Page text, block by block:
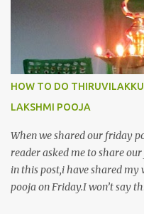
HOW TO DO
LAKSHMI POOJA
When we shared our friday
reader asked me to share
in this post,i have shared my
pooja on Friday.I won’t say